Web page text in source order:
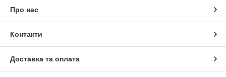
Про нас
Контакти
Доставка та оплата